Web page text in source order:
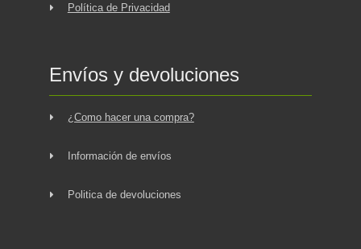
Política de Privacidad
Envíos y devoluciones
¿Como hacer una compra?
Información de envíos
Politica de devoluciones